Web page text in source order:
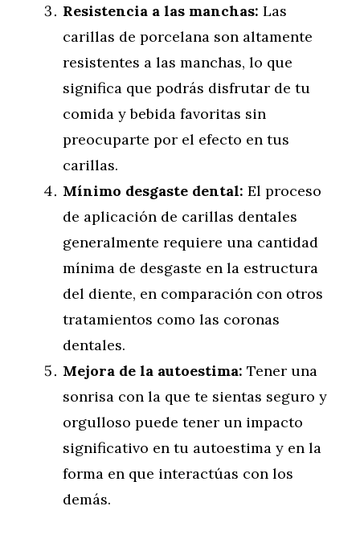
Resistencia a las manchas: Las
carillas de porcelana son altamente
resistentes a las manchas, lo que
significa que podrás disfrutar de tu
comida y bebida favoritas sin
preocuparte por el efecto en tus
carillas.
Mínimo desgaste dental: El proceso
de aplicación de carillas dentales
generalmente requiere una cantidad
mínima de desgaste en la estructura
del diente, en comparación con otros
tratamientos como las coronas
dentales.
Mejora de la autoestima: Tener una
sonrisa con la que te sientas seguro y
orgulloso puede tener un impacto
significativo en tu autoestima y en la
forma en que interactúas con los
demás.